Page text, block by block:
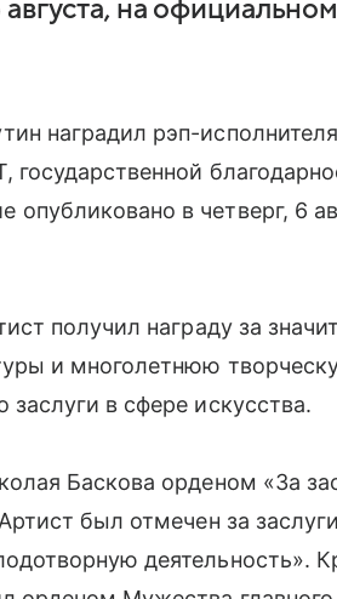
на
наградил рэп-
государственной
в четверг, 6
получил награду за
и многолетнюю
в сфере искусства.
Баскова орденом «За
был отмечен за
деятельность».